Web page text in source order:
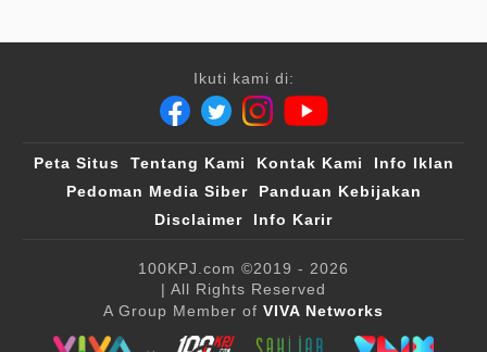
Ikuti kami di:
Peta Situs Tentang Kami Kontak Kami
Info Iklan
Pedoman Media Siber
Panduan Kebijakan
Disclaimer
Info Karir
100KPJ.com ©2019 - 2026
| All Rights Reserved
A Group Member of VIVA Networks